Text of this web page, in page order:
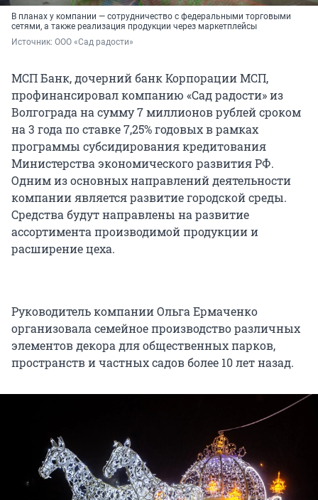
В планах у компании — сотрудничество с федеральными торговыми
сетями, а также реализация продукции через маркетплейсы
Источник: ООО «Сад радости»
МСП Банк, дочерний банк Корпорации МСП,
профинансировал компанию «Сад радости» из
Волгограда на сумму 7 миллионов рублей сроком
на 3 года по ставке 7,25% годовых в рамках
программы субсидирования кредитования
Министерства экономического развития РФ.
Одним из основных направлений деятельности
компании является развитие городской среды.
Средства будут направлены на развитие
ассортимента производимой продукции и
расширение цеха.
Руководитель компании Ольга Ермаченко
организовала семейное производство различных
элементов декора для общественных парков,
пространств и частных садов более 10 лет назад.